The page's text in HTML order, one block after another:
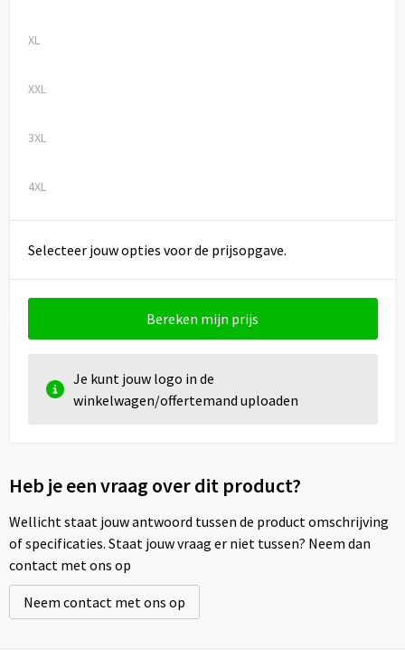
XL
XXL
3XL
4XL
Selecteer jouw opties voor de prijsopgave.
Bereken mijn prijs
Je kunt jouw logo in de
winkelwagen/offertemand uploaden
Heb je een vraag over dit product?
Wellicht staat jouw antwoord tussen de product omschrijving
of specificaties. Staat jouw vraag er niet tussen? Neem dan
contact met ons op
Neem contact met ons op